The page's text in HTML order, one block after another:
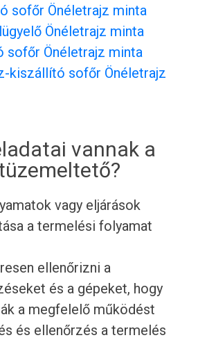
sofőr Önéletrajz minta
Önéletrajz minta
sofőr Önéletrajz minta
kiszállító sofőr Önéletrajz
vannak a
vagy eljárások
a termelési folyamat
ellenőrizni a
és a gépeket, hogy
a megfelelő működést
és ellenőrzés a termelés